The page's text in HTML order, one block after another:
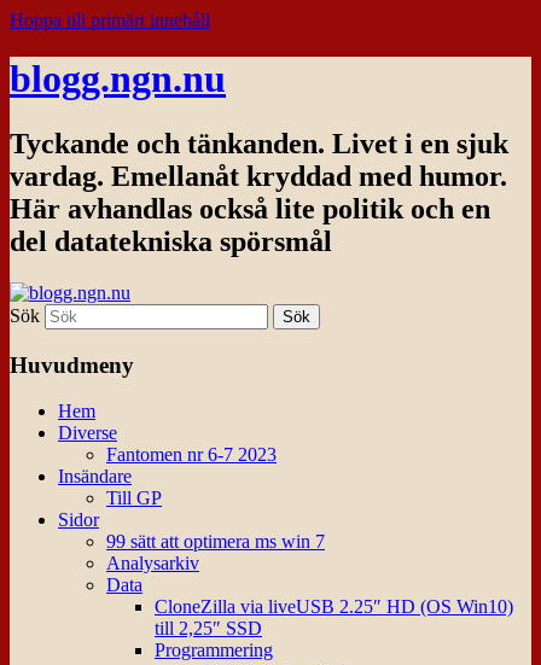
Hoppa till primärt innehåll
blogg.ngn.nu
Tyckande och tänkanden. Livet i en sjuk
vardag. Emellanåt kryddad med humor.
Här avhandlas också lite politik och en
del datatekniska spörsmål
Sök
Huvudmeny
Hem
Diverse
Fantomen nr 6-7 2023
Insändare
Till GP
Sidor
99 sätt att optimera ms win 7
Analysarkiv
Data
CloneZilla via liveUSB 2.25″ HD (OS Win10)
till 2,25″ SSD
Programmering